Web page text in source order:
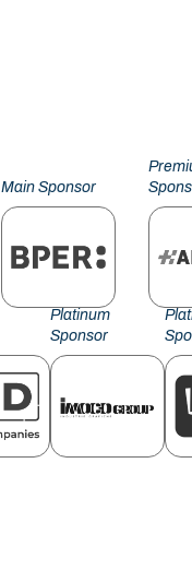
Main Sponsor
Platinum
Sponsor